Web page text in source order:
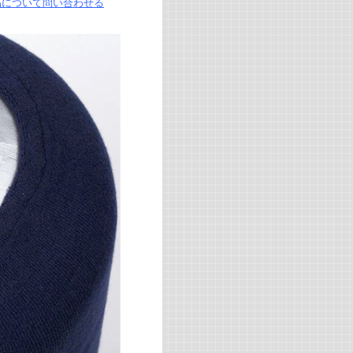
ついて問い合わせる